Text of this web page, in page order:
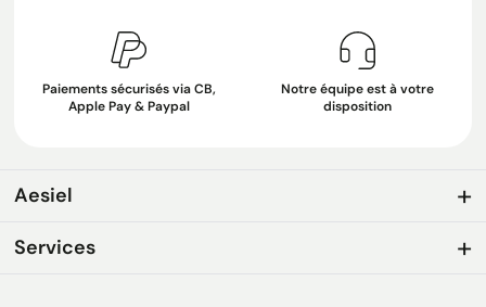
Paiements sécurisés via CB,
Apple Pay & Paypal
Notre équipe est à votre
disposition
Aesiel
Services